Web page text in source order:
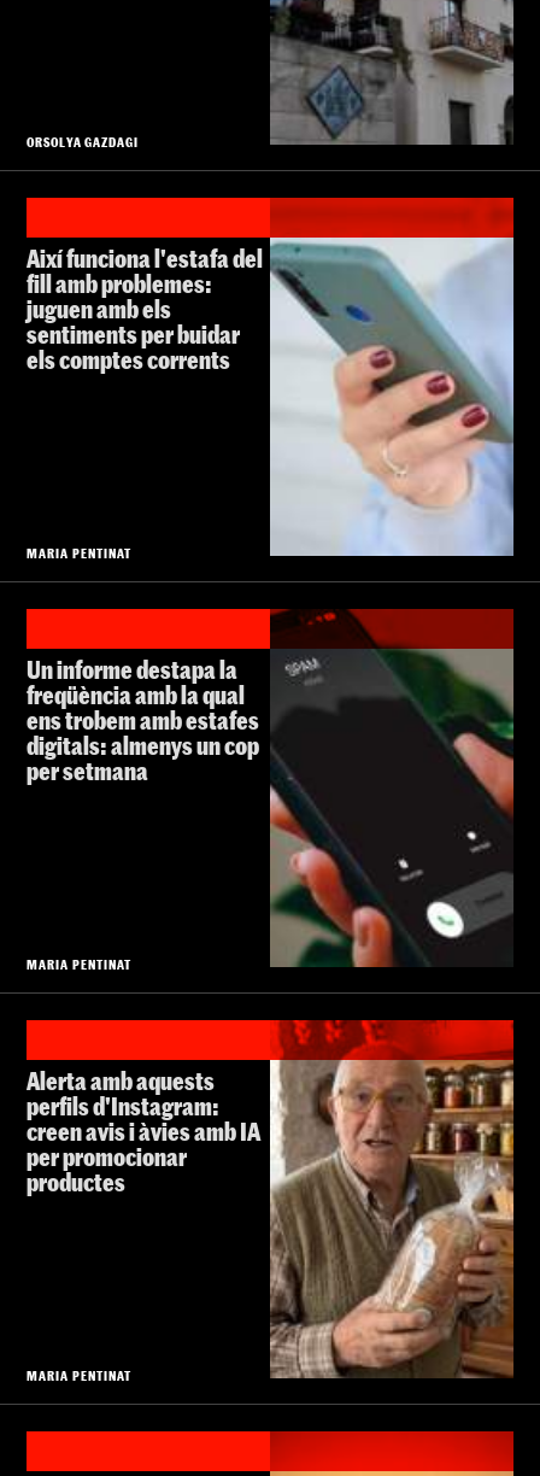
ORSOLYA GAZDAGI
Així funciona l'estafa del
fill amb problemes:
juguen amb els
sentiments per buidar
els comptes corrents
MARIA PENTINAT
Un informe destapa la
freqüència amb la qual
ens trobem amb estafes
digitals: almenys un cop
per setmana
MARIA PENTINAT
Alerta amb aquests
perfils d'Instagram:
creen avis i àvies amb IA
per promocionar
productes
MARIA PENTINAT